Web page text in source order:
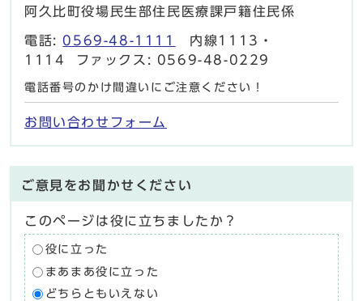
阿久比町役場民生部住民医療課戸籍住民係
電話: 0569-48-1111
内線1113・
1114 ファックス: 0569-48-0229
電話番号のかけ間違いにご注意ください！
お問い合わせフォーム
ご意見をお聞かせください
このページは役に立ちましたか？
役に立った
まあまあ役に立った
どちらともいえない